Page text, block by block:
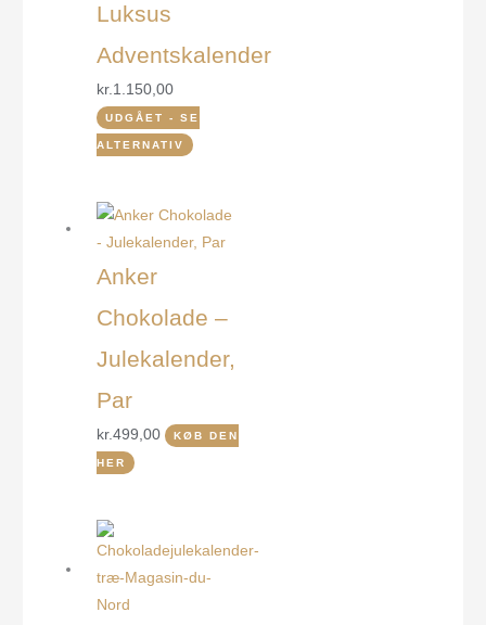
Luksus
Adventskalender
kr.1.150,00
UDGÅET - SE
ALTERNATIV
Anker
Chokolade –
Julekalender,
Par
kr.499,00 KØB DEN
HER